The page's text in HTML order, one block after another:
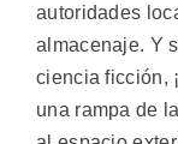
autoridades
almacenaje. Y
ciencia ficción,
una rampa de